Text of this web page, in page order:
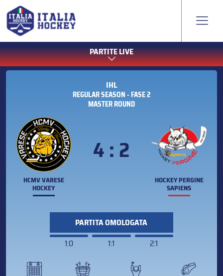
PARTITE LIVE
IHL
REGULAR SEASON - FASE 2
MASTER ROUND
HCMV VARESE
HOCKEY
4 : 2
HOCKEY PERGINE
SAPIENS
PARTITA OMOLOGATA
1:0
1:1 2:1